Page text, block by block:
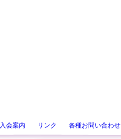
入会案内 リンク 各種お問い合わせ